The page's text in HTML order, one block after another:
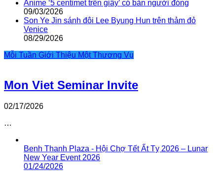
Anime ‘5 centimet trên giây’ có bản người đóng
09/03/2026
Son Ye Jin sánh đôi Lee Byung Hun trên thảm đỏ
Venice
08/29/2026
Mỗi Tuần Giới Thiệu Một Thương Vụ
Mon Viet Seminar Invite
02/17/2026
…
Benh Thanh Plaza - Hội Chợ Tết Ất Tỵ 2026 – Lunar
New Year Event 2026
01/24/2026